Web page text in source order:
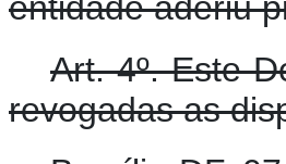
Art. 4º.Este
revogadas as